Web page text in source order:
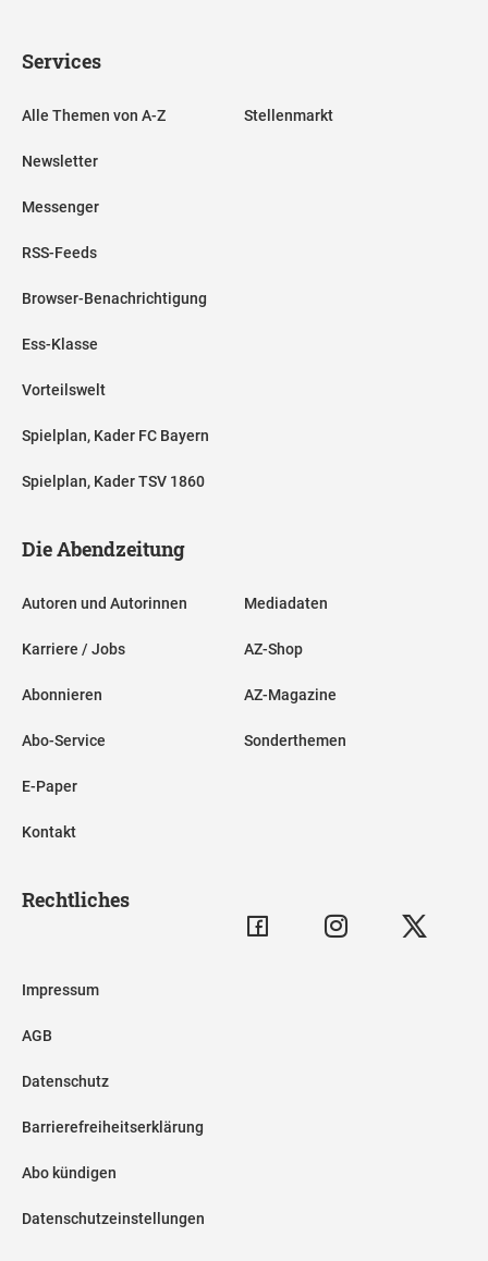
Services
Alle Themen von A-Z
Newsletter
Messenger
RSS-Feeds
Browser-Benachrichtigung
Ess-Klasse
Vorteilswelt
Spielplan, Kader FC Bayern
Spielplan, Kader TSV 1860
Stellenmarkt
Die Abendzeitung
Autoren und Autorinnen
Karriere / Jobs
Abonnieren
Abo-Service
E-Paper
Kontakt
Mediadaten
AZ-Shop
AZ-Magazine
Sonderthemen
Rechtliches
Impressum
AGB
Datenschutz
Barrierefreiheitserklärung
Abo kündigen
Datenschutzeinstellungen